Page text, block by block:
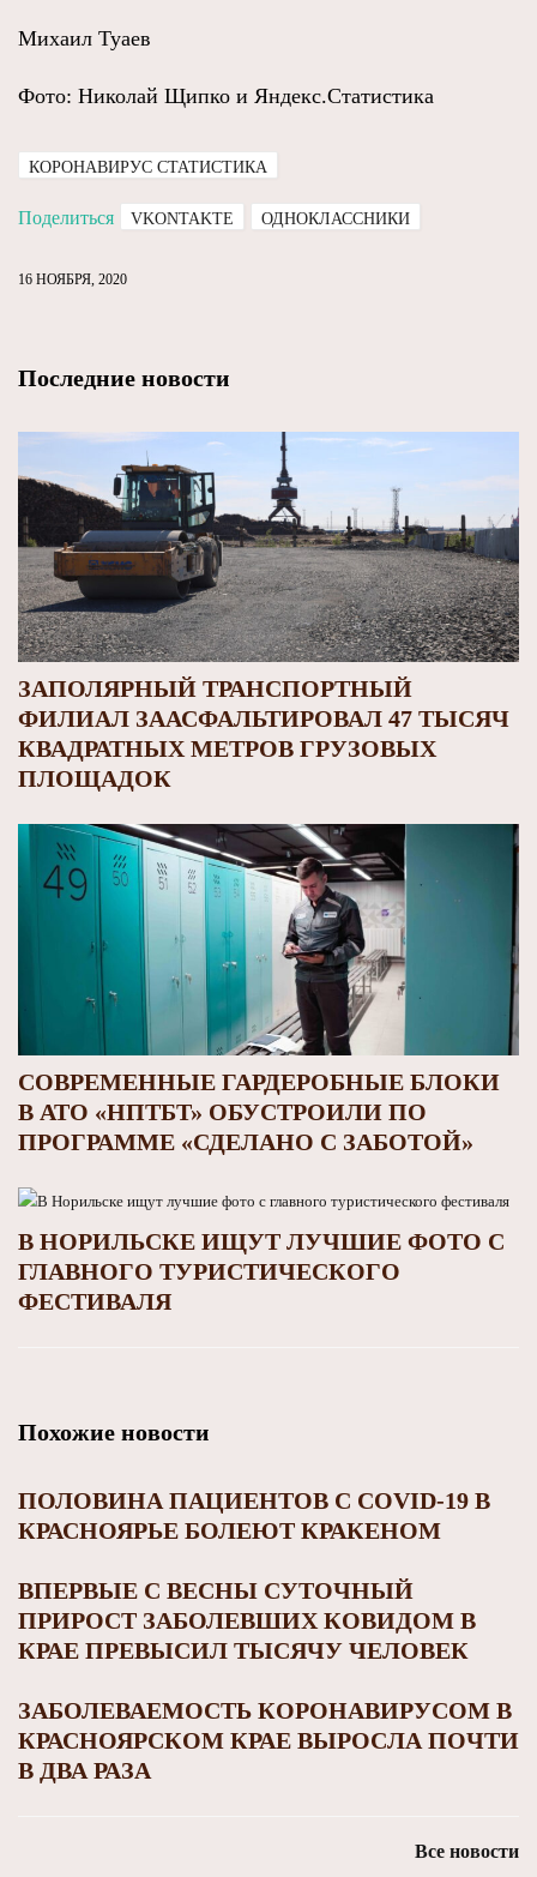
Михаил Туаев
Фото: Николай Щипко и Яндекс.Статистика
КОРОНАВИРУС СТАТИСТИКА
Поделиться VKONTAKTE ОДНОКЛАССНИКИ
16 НОЯБРЯ, 2020
Последние новости
ЗАПОЛЯРНЫЙ ТРАНСПОРТНЫЙ
ФИЛИАЛ ЗААСФАЛЬТИРОВАЛ 47 ТЫСЯЧ
КВАДРАТНЫХ МЕТРОВ ГРУЗОВЫХ
ПЛОЩАДОК
СОВРЕМЕННЫЕ ГАРДЕРОБНЫЕ БЛОКИ
В АТО «НПТБТ» ОБУСТРОИЛИ ПО
ПРОГРАММЕ «СДЕЛАНО С ЗАБОТОЙ»
В НОРИЛЬСКЕ ИЩУТ ЛУЧШИЕ ФОТО С
ГЛАВНОГО ТУРИСТИЧЕСКОГО
ФЕСТИВАЛЯ
Похожие новости
ПОЛОВИНА ПАЦИЕНТОВ С COVID-19 В
КРАСНОЯРЬЕ БОЛЕЮТ КРАКЕНОМ
ВПЕРВЫЕ С ВЕСНЫ СУТОЧНЫЙ
ПРИРОСТ ЗАБОЛЕВШИХ КОВИДОМ В
КРАЕ ПРЕВЫСИЛ ТЫСЯЧУ ЧЕЛОВЕК
ЗАБОЛЕВАЕМОСТЬ КОРОНАВИРУСОМ В
КРАСНОЯРСКОМ КРАЕ ВЫРОСЛА ПОЧТИ
В ДВА РАЗА
Все новости